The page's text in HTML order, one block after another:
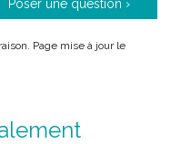
Poser une question ›
Page mise à jour le